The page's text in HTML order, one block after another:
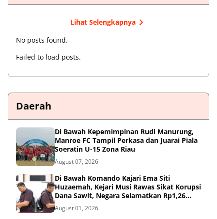
Lihat Selengkapnya
No posts found.
Failed to load posts.
Daerah
Di Bawah Kepemimpinan Rudi Manurung,
Manroe FC Tampil Perkasa dan Juarai Piala
Soeratin U-15 Zona Riau
August 07, 2026
Di Bawah Komando Kajari Ema Siti
Huzaemah, Kejari Musi Rawas Sikat Korupsi
Dana Sawit, Negara Selamatkan Rp1,26
Miliar
August 01, 2026